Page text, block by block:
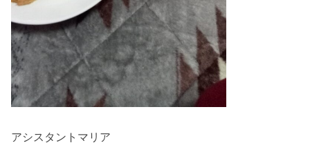
アシスタントマリア